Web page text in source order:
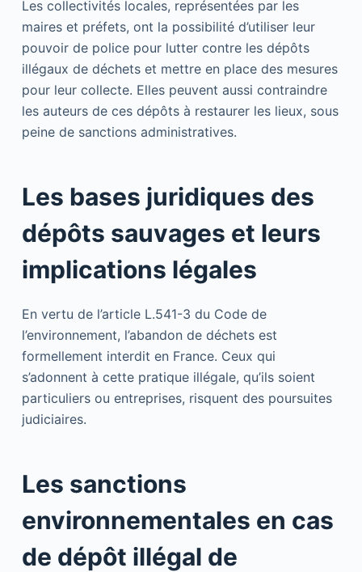
Les collectivités locales, représentées par les
maires et préfets, ont la possibilité d’utiliser leur
pouvoir de police pour lutter contre les dépôts
illégaux de déchets et mettre en place des mesures
pour leur collecte. Elles peuvent aussi contraindre
les auteurs de ces dépôts à restaurer les lieux, sous
peine de sanctions administratives.
Les bases juridiques des
dépôts sauvages et leurs
implications légales
En vertu de l’article L.541-3 du Code de
l’environnement, l’abandon de déchets est
formellement interdit en France. Ceux qui
s’adonnent à cette pratique illégale, qu’ils soient
particuliers ou entreprises, risquent des poursuites
judiciaires.
Les sanctions
environnementales en cas
de dépôt illégal de